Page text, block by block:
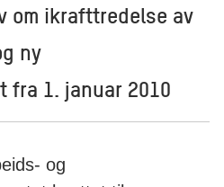
om ikrafttredelse av
ny
1. januar 2010
og